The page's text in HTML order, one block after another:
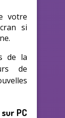
votre
si
de la
de
PC